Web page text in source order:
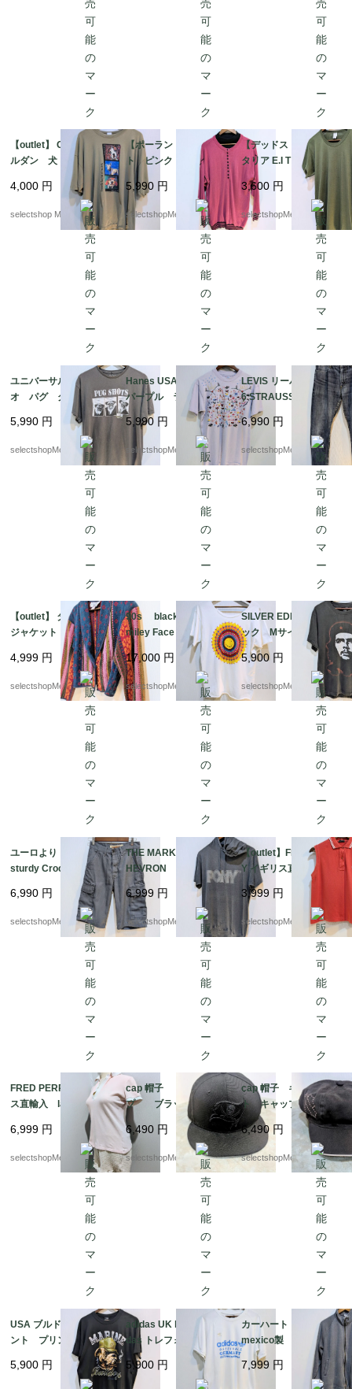
【outlet】 GILDAN ギ
ルダン 犬 やぎ XX
Lサイズ ベージュ
プリント コットン T
4,000 円
selectshop Merci.
【ポーランド製】ニッ
ト ピンク アクリ
ル ３８ サイズ ブ
ラック ボタン Mサ
イズ 薄手の セータ
ー ブラックの中付け
5,990 円
selectshopMerci.
【デッドストック】イ
タリア E.I Tシャツ オリ
ーブ mens S-Mサイ
ズ程度 カーキ 薄手
美品 お袖ぷっくり
3,600 円
selectshopMerci.
ユニバーサルスタジ
オ パグ グレー
犬 Tシャツ Lサイ
ズ pakistan コット
ン PUG UNIVER
SEL STUDIOS 動物
5,990 円
selectshopMerci.
Hanes USA Lサイズ
パープル ラベンダ
ー 刺繍 ヘインズ
コットン フルーツ
動物 アヒル 蝶々
ヘビ Tシャツ サボ
5,990 円
selectshopMerci.
LEVIS リーバイス 50
6 STRAUSS W33 ブル
ー デニム アメカ
ジ ジーンズ パンツ
6,990 円
selectshopMerci.
【outlet】 タオル地
ジャケット 可愛い p
op カラフル M イ
ンド コットン デッ
ドストック ピンク
ブルー カラフル 幾
何学模様 デッドスト
4,999 円
selectshopMerci.
90s black jack inc S
miley Face Tshirts P
sychedelic スマイリ
ー Tシャツ レア ブ
ラックジャック サイ
ケデリック アシッド
ハウス Mサイズ程度
17,000 円
selectshopMerci.
SILVER EDITION ブラ
ック Mサイズ フェ
ード感 フェイス CH
E GUEVARA チェ ゲ
バラ Tシャツ コット
ン
5,900円
selectshopMerci.
ユーロより Vintage
sturdy Crocker shorts
ショートパンツ コ
ットン カーゴパン
ツ グレー 帆布 の
ような生地 パンツ
6,990 円
selectshopMerci.
THE MARK OF THE C
HEVRON PONY パー
カー Tシャツ グレー
Tシャツ 実寸Mサイズ
（記載 Lサイズ フ
ード付Tシャツ
6,999 円
selectshopMerci.
【outlet】FRED PERR
Y イギリス直輸入 lad
ys S-Mサイズ オレン
ジ トップス シャ
ツ コットン イタリ
ア製 ノースリーブ
ポロシャツ ブランド
3,999 円
selectshopMerci.
FRED PERRY イギリ
ス直輸入 ladys S-XS
サイズ ピンク トッ
プス ポロシャツ コ
ットン95 エラスタン
6,999 円
selectshopMerci.
cap 帽子 キャッ
プ ブラック NEW
ERA ニューエラ 58,7
cm 7-3/8 NFL ニュー
エラ スカル 海賊
6,490 円
selectshopMerci.
cap 帽子 キャスケッ
ト キャップ ピン
ク ブラック バイカ
ースタイル ラインス
トーン Harley-David
son マジックテープ l
6,490 円
selectshopMerci.
USA ブルドッグ フロ
ント プリントデザイ
ン XLサイズ ブラッ
ク Tシャツ ROTHC
5,900 円
adidas UK limited Adi
das トレフォイル
ホワイト アディダ
ス Lサイズ コット
5,900 円
カーハート carhart
mexico製 グレー ペ
イント Мサイズ ジ
ップタイプ スウェッ
7,999 円